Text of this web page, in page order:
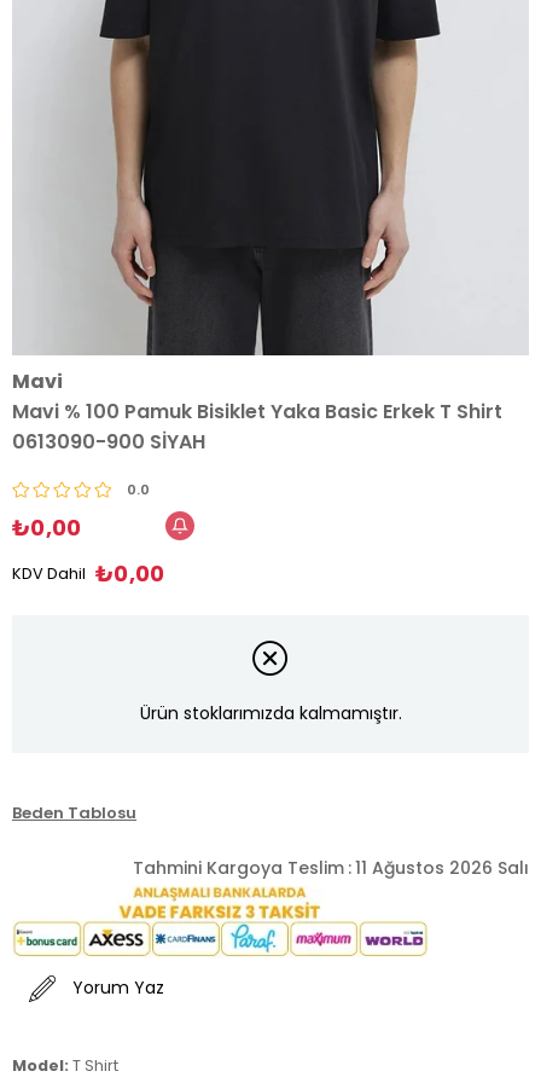
Mavi
Mavi % 100 Pamuk Bisiklet Yaka Basic Erkek T Shirt
0613090-900 SİYAH
0.0
₺0,00
KDV Dahil ₺0,00
Ürün stoklarımızda kalmamıştır.
Beden Tablosu
Tahmini Kargoya Teslim :11 Ağustos 2026 Salı
Yorum Yaz
Model: T Shirt